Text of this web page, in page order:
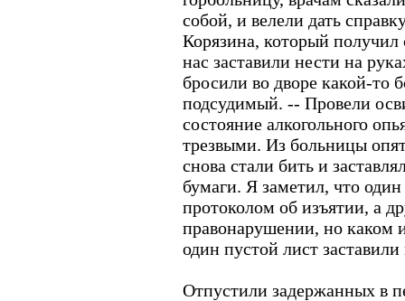
собой, и велели дать
Корязина, который
нас заставили нести на
бросили во дворе какой-то
подсудимый. -- Провели
состояние алкогольного
трезвыми. Из больницы
снова стали бить и
бумаги. Я заметил, что
протоколом об изъятии, а
правонарушении, но каком
один пустой лист заставили
Отпустили задержанных в